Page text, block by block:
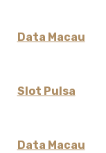
Data Macau
Slot Pulsa
Data Macau